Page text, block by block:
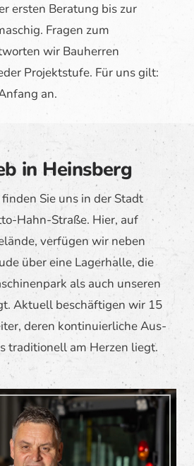
ersten Beratung bis zur
Fragen zum
wir Bauherren
Projektstufe. Für uns gilt:
an.
in Heinsberg
Sie uns in der Stadt
Hahn-Straße. Hier, auf
verfügen wir neben
über eine Lagerhalle, die
als auch unseren
Aktuell beschäftigen wir 15
deren kontinuierliche Aus-
traditionell am Herzen liegt.